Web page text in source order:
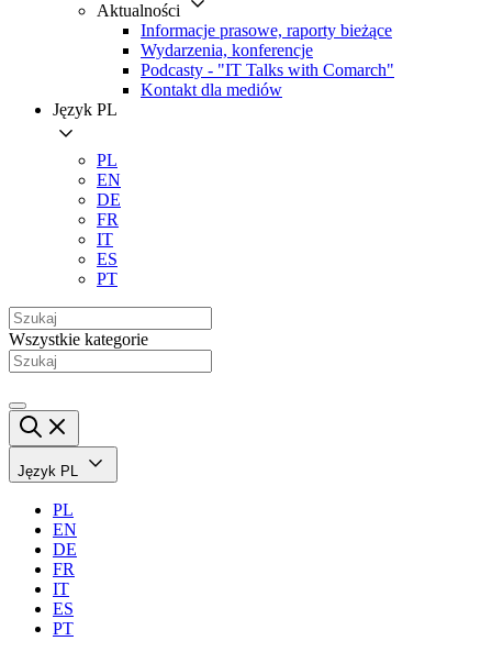
Aktualności
Informacje prasowe, raporty bieżące
Wydarzenia, konferencje
Podcasty - "IT Talks with Comarch"
Kontakt dla mediów
Język PL
PL
EN
DE
FR
IT
ES
PT
Wszystkie kategorie
Język PL
PL
EN
DE
FR
IT
ES
PT